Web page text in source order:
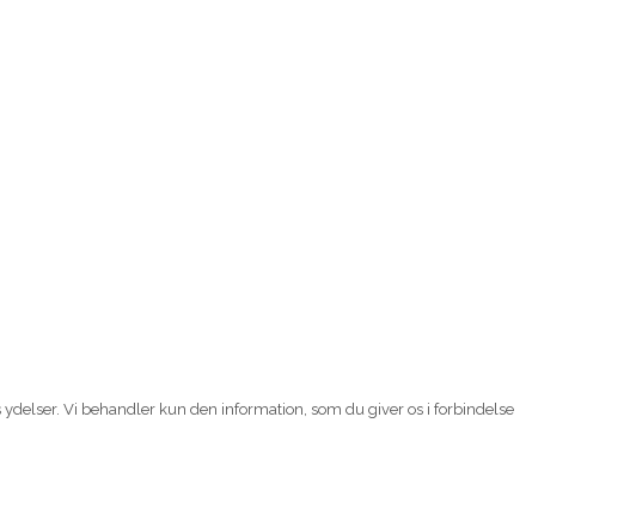
Vi behandler kun den information, som du giver os i forbindelse